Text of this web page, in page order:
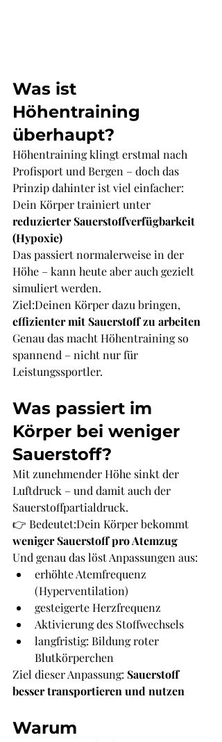
Was ist
Höhentraining
überhaupt?
Höhentraining klingt erstmal nach
Profisport und Bergen – doch das
Prinzip dahinter ist viel einfacher:
Dein Körper trainiert unter
reduzierter Sauerstoffverfügbarkeit
(Hypoxie)
Das passiert normalerweise in der
Höhe – kann heute aber auch gezielt
simuliert werden.
Ziel:Deinen Körper dazu bringen,
effizienter mit Sauerstoff zu arbeiten
Genau das macht Höhentraining so
spannend – nicht nur für
Leistungssportler.
Was passiert im
Körper bei weniger
Sauerstoff?
Mit zunehmender Höhe sinkt der
Luftdruck – und damit auch der
Sauerstoffpartialdruck.
👉 Bedeutet:Dein Körper bekommt
weniger Sauerstoff pro Atemzug
Und genau das löst Anpassungen aus:
erhöhte Atemfrequenz
(Hyperventilation)
gesteigerte Herzfrequenz
Aktivierung des Stoffwechsels
langfristig: Bildung roter
Blutkörperchen
Ziel dieser Anpassung: Sauerstoff
besser transportieren und nutzen
Warum